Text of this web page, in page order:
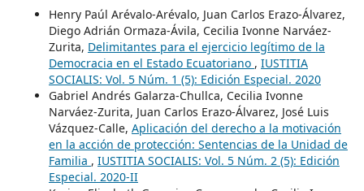
Henry Paúl Arévalo-Arévalo, Juan Carlos Erazo-Álvarez,
Diego Adrián Ormaza-Ávila, Cecilia Ivonne Narváez-
Zurita, Delimitantes para el ejercicio legítimo de la
Democracia en el Estado Ecuatoriano , IUSTITIA
SOCIALIS: Vol. 5 Núm. 1 (5): Edición Especial. 2020
Gabriel Andrés Galarza-Chullca, Cecilia Ivonne
Narváez-Zurita, Juan Carlos Erazo-Álvarez, José Luis
Vázquez-Calle, Aplicación del derecho a la motivación
en la acción de protección: Sentencias de la Unidad de
Familia , IUSTITIA SOCIALIS: Vol. 5 Núm. 2 (5): Edición
Especial. 2020-II